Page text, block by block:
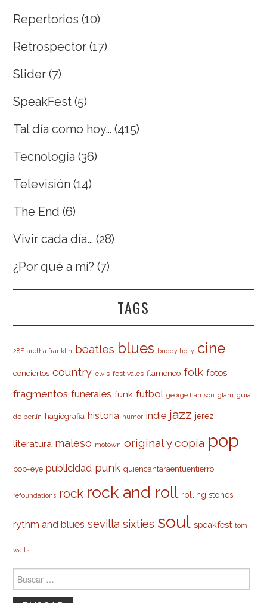
Repertorios (10)
Retrospector (17)
Slider (7)
SpeakFest (5)
Tal día como hoy… (415)
Tecnología (36)
Televisión (14)
The End (6)
Vivir cada día… (28)
¿Por qué a mí? (7)
TAGS
28F aretha franklin beatles blues buddy holly cine
conciertos country elvis festivales flamenco folk fotos
fragmentos funerales funk futbol george harrison glam guía
de berlín hagiografia historia humor indie jazz jerez
literatura maleso motown original y copia pop
pop-eye publicidad punk quiencantaraentuentierro
refoundations rock rock and roll rolling stones
rythm and blues sevilla sixties soul speakfest tom
waits
Buscar: